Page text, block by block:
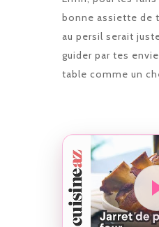
bonne assiette de
au persil serait
guider par tes
table comme un